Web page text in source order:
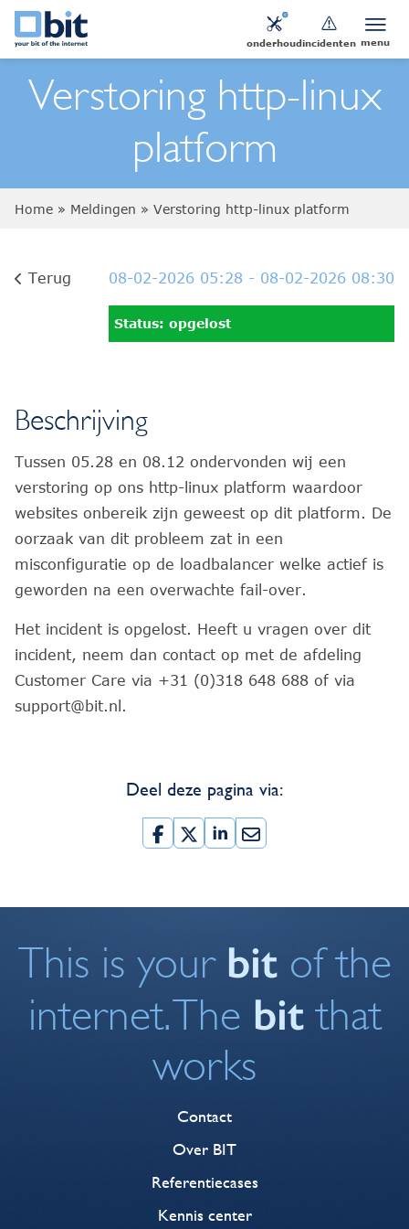
onderhoudincidenten menu
Verstoring http-linux
platform
Home » Meldingen » Verstoring http-linux platform
Terug 08-02-2026 05:28 - 08-02-2026 08:30
Status: opgelost
Beschrijving
Tussen 05.28 en 08.12 ondervonden wij een
verstoring op ons http-linux platform waardoor
websites onbereik zijn geweest op dit platform. De
oorzaak van dit probleem zat in een
misconfiguratie op de loadbalancer welke actief is
geworden na een overwachte fail-over.
Het incident is opgelost. Heeft u vragen over dit
incident, neem dan contact op met de afdeling
Customer Care via +31 (0)318 648 688 of via
support@bit.nl.
Deel deze pagina via:
This is your bitof the
internet. The bitthat
works
Contact
Over BIT
Referentiecases
Kennis center